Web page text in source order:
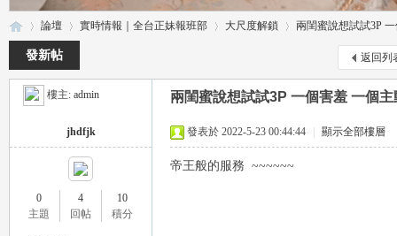
»
論壇
›
實時情報｜全台正妹報班部
›
大尺度解鎖
›
兩閨蜜說想試試3P
返回列
發新帖
樓主: admin 兩閨蜜說想試試3P 一個害羞 一個
jhdfjk
0
主題
4
回帖
10
積分
發表於 2022-5-23 00:44:44 顯示全部樓層
帝王般的服務 ~~~~~~